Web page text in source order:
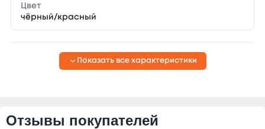
Цвет
чёрный/красный
Показать все характеристики
Отзывы покупателей